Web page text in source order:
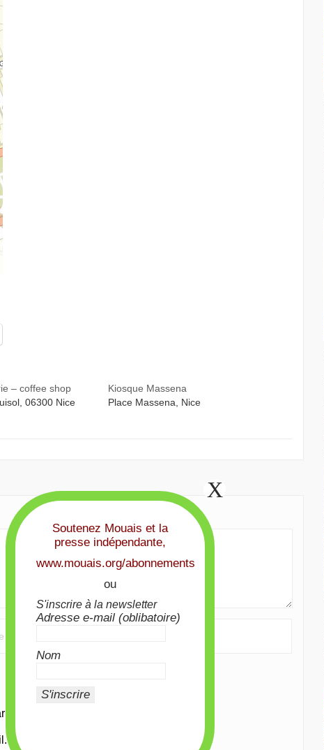
– coffee shop
06300 Nice
Kiosque Massena
Place Massena, Nice
e-mail.
Soutenez Mouais et la
presse indépendante,
www.mouais.org/abonnements
ou
S'inscrire à la newsletter
Adresse e-mail (oblibatoire)
Nom